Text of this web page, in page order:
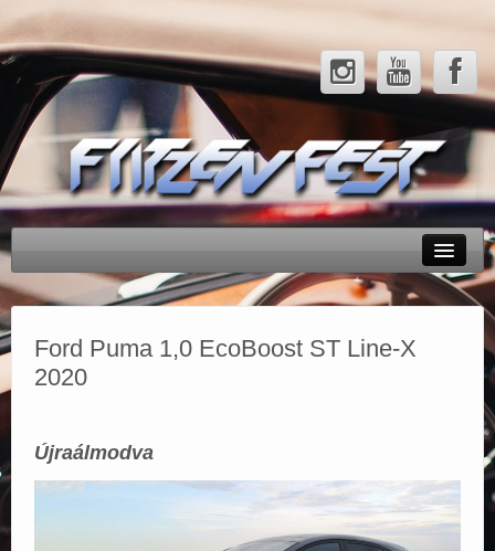
Rendezvényeink
Tesztek
Hírek
Partnerek
Ford Puma 1,0 EcoBoost ST Line-X
2020
Újraálmodva